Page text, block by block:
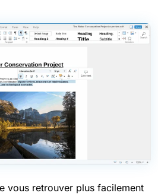
vous retrouver plus facilement